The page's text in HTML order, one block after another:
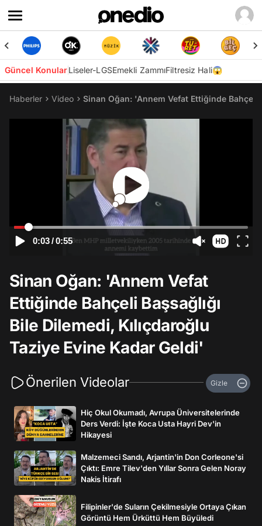
Güncel KonularLiseler-LGSEmekli ZammıFiltresiz Hali😱
Haberler Video Sinan Oğan: 'Annem Vefat Ettiğinde Bahçeli
0:03/0:55
Sinan Oğan: 'Annem Vefat
Ettiğinde Bahçeli Başsağlığı
Bile Dilemedi, Kılıçdaroğlu
Taziye Evine Kadar Geldi'
Önerilen Videolar Gizle
Hiç Okul Okumadı, Avrupa Üniversitelerinde
Ders Verdi: İşte Koca Usta Hayri Dev'in
Hikayesi
Malzemeci Sandı, Arjantin'in Don Corleone'si
Çıktı: Emre Tilev'den Yıllar Sonra Gelen Noray
Nakis İtirafı
Filipinler'de Suların Çekilmesiyle Ortaya Çıkan
Görüntü Hem Ürküttü Hem Büyüledi